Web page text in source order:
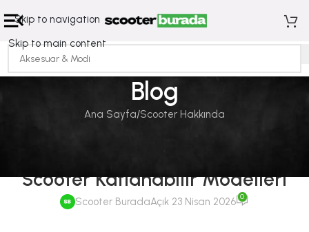
Skip to navigation
Skip to main content
Blog
Ana Sayfa Scooter Hakkında
Scooter Katlanabilir Modelleri
Scooter BuradaAçık 23 Nisan 2026 0